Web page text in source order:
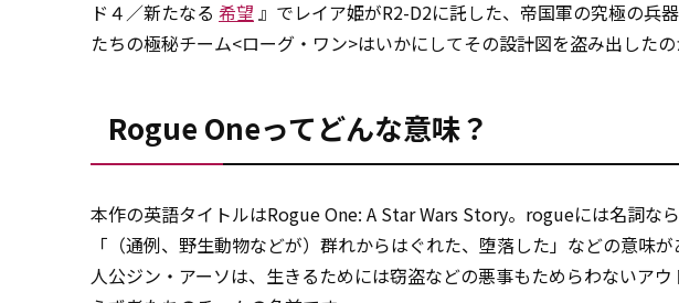
ド４／新たなる 希望 』でレイア姫がR2-D2に託した、帝国軍の究極の兵
たちの極秘チーム<ローグ・ワン>はいかにしてその設計図を盗み出したの
Rogue Oneってどんな意味？
本作の英語タイトルはRogue One: A Star Wars Story。rogueには名詞なら
「（通例、野生動物などが）群れからはぐれた、堕落した」などの意味
人公ジン・アーソは、生きるためには窃盗などの悪事もためらわないア